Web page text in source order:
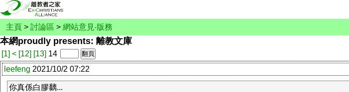
主頁 > 討論區 > 網站意見‧版務
本網proudly presents: 離教文庫
[1] < [12] [13] 14
leefeng 2021/10/2 07:22
你真係白膠黐...